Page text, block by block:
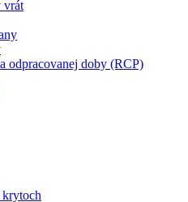
vrát
odpracovanej doby (RCP)